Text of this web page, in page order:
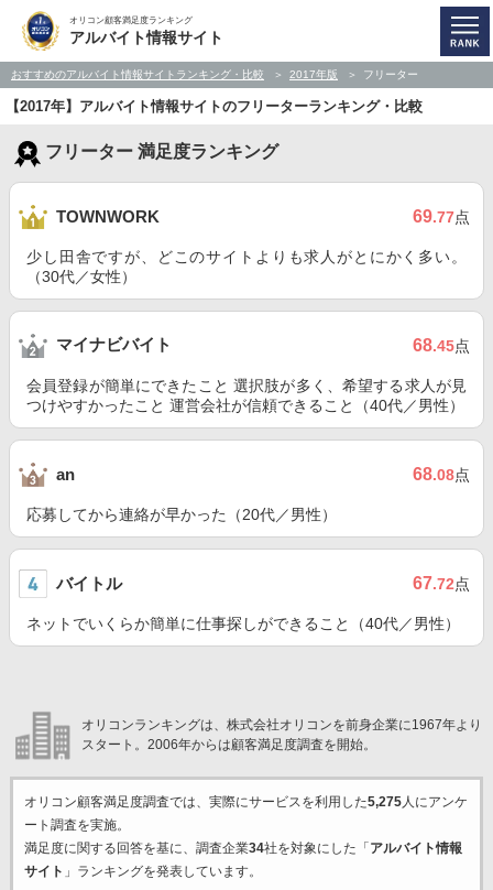
オリコン顧客満足度ランキング
アルバイト情報サイト
おすすめのアルバイト情報サイトランキング・比較 2017年版 フリーター
【2017年】アルバイト情報サイトのフリーターランキング・比較
フリーター 満足度ランキング
TOWNWORK 69.77点
少し田舎ですが、どこのサイトよりも求人がとにかく多い。
（30代／女性）
マイナビバイト 68.45点
会員登録が簡単にできたこと 選択肢が多く、希望する求人が見
つけやすかったこと 運営会社が信頼できること（40代／男性）
an 68.08点
応募してから連絡が早かった（20代／男性）
バイトル 67.72点
ネットでいくらか簡単に仕事探しができること（40代／男性）
オリコンランキングは、株式会社オリコンを前身企業に1967年より
スタート。2006年からは顧客満足度調査を開始。
オリコン顧客満足度調査では、実際にサービスを利用した5,275人にアンケ
ート調査を実施。
満足度に関する回答を基に、調査企業34社を対象にした「 アルバイト情報
サイト 」ランキングを発表しています。